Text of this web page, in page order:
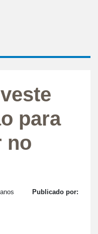
para
no
Publicado por: